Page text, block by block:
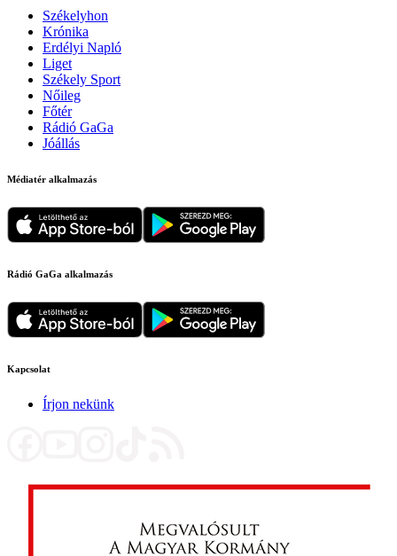
Székelyhon
Krónika
Erdélyi Napló
Liget
Székely Sport
Nőileg
Főtér
Rádió GaGa
Jóállás
Médiatér alkalmazás
Rádió GaGa alkalmazás
Kapcsolat
Írjon nekünk